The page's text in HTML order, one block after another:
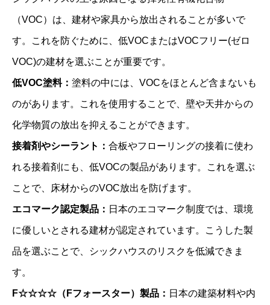
（VOC）は、建材や家具から放出されることが多いで
す。これを防ぐために、低VOCまたはVOCフリー(ゼロ
VOC)の建材を選ぶことが重要です。
低VOC塗料： 塗料の中には、VOCをほとんど含まないも
のがあります。これを使用することで、壁や天井からの
化学物質の放出を抑えることができます。
接着剤やシーラント： 合板やフローリングの接着に使わ
れる接着剤にも、低VOCの製品があります。これを選ぶ
ことで、床材からのVOC放出を防げます。
エコマーク認定製品： 日本のエコマーク制度では、環境
に優しいとされる建材が認定されています。こうした製
品を選ぶことで、シックハウスのリスクを低減できま
す。
F☆☆☆☆（Fフォースター）製品： 日本の建築材料や内